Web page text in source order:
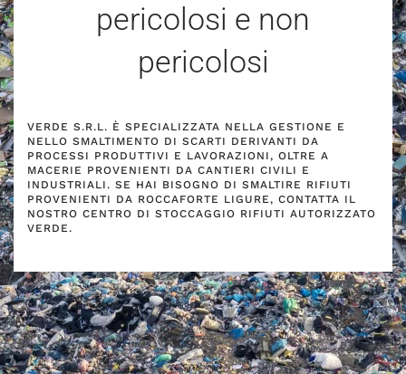
pericolosi e non
pericolosi
VERDE S.R.L. È SPECIALIZZATA NELLA GESTIONE E
NELLO SMALTIMENTO DI SCARTI DERIVANTI DA
PROCESSI PRODUTTIVI E LAVORAZIONI, OLTRE A
MACERIE PROVENIENTI DA CANTIERI CIVILI E
INDUSTRIALI. SE HAI BISOGNO DI SMALTIRE RIFIUTI
PROVENIENTI DA ROCCAFORTE LIGURE, CONTATTA IL
NOSTRO CENTRO DI STOCCAGGIO RIFIUTI AUTORIZZATO
VERDE.